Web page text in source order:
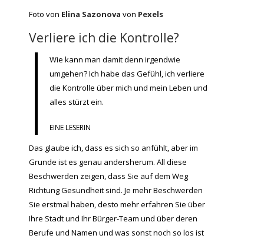
Foto von Elina Sazonova von Pexels
Verliere ich die Kontrolle?
Wie kann man damit denn irgendwie
umgehen? Ich habe das Gefühl, ich verliere
die Kontrolle über mich und mein Leben und
alles stürzt ein.
EINE LESERIN
Das glaube ich, dass es sich so anfühlt, aber im
Grunde ist es genau andersherum. All diese
Beschwerden zeigen, dass Sie auf dem Weg
Richtung Gesundheit sind. Je mehr Beschwerden
Sie erstmal haben, desto mehr erfahren Sie über
Ihre Stadt und Ihr Bürger-Team und über deren
Berufe und Namen und was sonst noch so los ist